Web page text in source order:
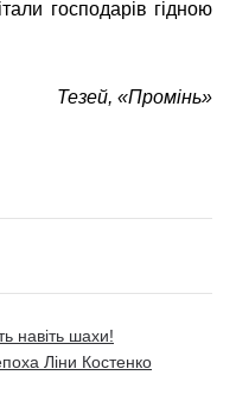
господарів гідною
Тезей, «Промінь»
навіть шахи!
Ліни Костенко